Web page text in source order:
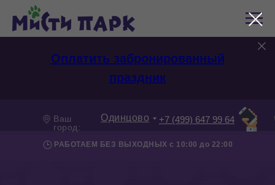
Оплатить забронированный
праздник
РАБОТАЕМ БЕЗ ВЫХОДНЫХ с 10:00 до 22:00
Ваш
город:
Одинцово +7 (499) 647 99 64